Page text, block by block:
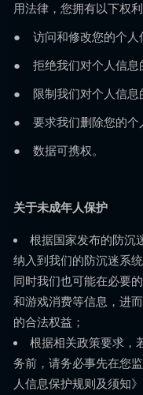
用法律，您拥有以下权利
● 访问和修改您的个人
● 拒绝我们对个人信息
● 限制我们对个人信息
● 要求我们删除您的个
● 数据可携权。
关于未成年人保护
根据国家发布的防沉
纳入到我们的防沉迷系
同时我们也可能在必要
和游戏消费等信息，进
的合法权益；
根据相关政策要求，
务前，请务必事先在您
人信息保护规则及须知